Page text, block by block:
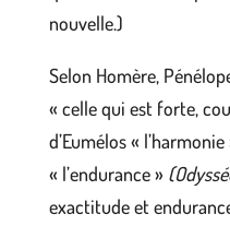
nouvelle.)
Selon Homère,
« celle qui est forte,
d’Eumélos «
« l’endurance » (
exactitude et